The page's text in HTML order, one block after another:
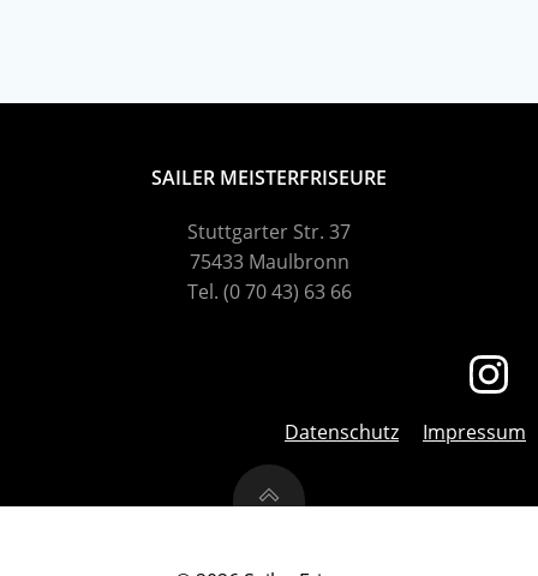
SAILER MEISTERFRISEURE
Stuttgarter Str. 37
75433 Maulbronn
Tel. (0 70 43) 63 66
Datenschutz Impressum